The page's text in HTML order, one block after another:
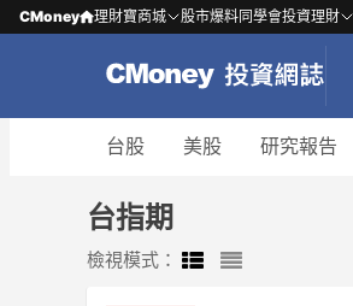
CMoney 理財寶商城 股市爆料同學會投資理財
台股 美股 研究報告
台指期
檢視模式：